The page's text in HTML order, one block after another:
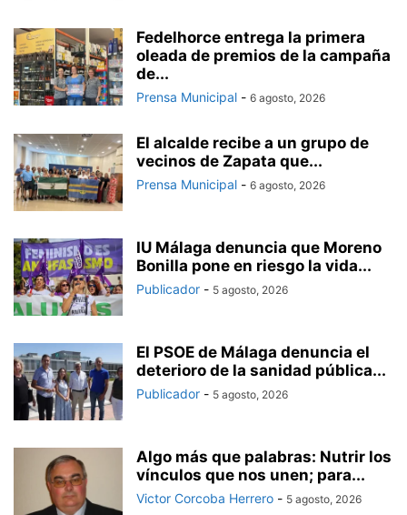
Fedelhorce entrega la primera
oleada de premios de la campaña
de...
Prensa Municipal - 6 agosto, 2026
El alcalde recibe a un grupo de
vecinos de Zapata que...
Prensa Municipal - 6 agosto, 2026
IU Málaga denuncia que Moreno
Bonilla pone en riesgo la vida...
Publicador - 5 agosto, 2026
El PSOE de Málaga denuncia el
deterioro de la sanidad pública...
Publicador - 5 agosto, 2026
Algo más que palabras: Nutrir los
vínculos que nos unen; para...
Victor Corcoba Herrero - 5 agosto, 2026